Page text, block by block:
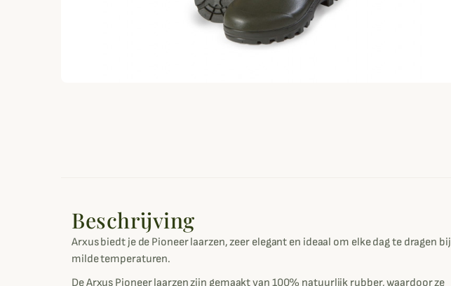
Beschrijving
Arxus biedt je de Pioneer laarzen, zeer elegant en ideaal om elke dag te dragen bij
milde temperaturen.
De Arxus Pioneer laarzen zijn gemaakt van 100% natuurlijk rubber, waardoor ze